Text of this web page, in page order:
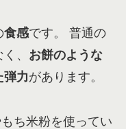
食感です。 普通の
、 お餅のような
弾力があります。
ち米粉を使ってい